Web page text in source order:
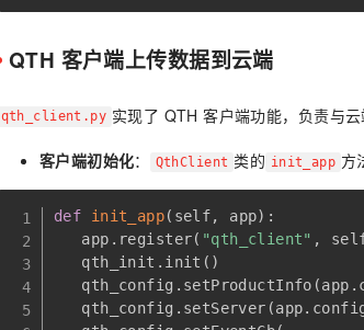
QTH 客户端上传数据到云端
qth_client.py 实现了 QTH 客户端功能，负责与
客户端初始化： QthClient 类的 init_app 方
def init_app( self, app) :
   app
. register( "qth_client" ,
   qth_init
. init ( )
   qth_config
. setProductInfo (app .
   qth_config
. setServer (app.